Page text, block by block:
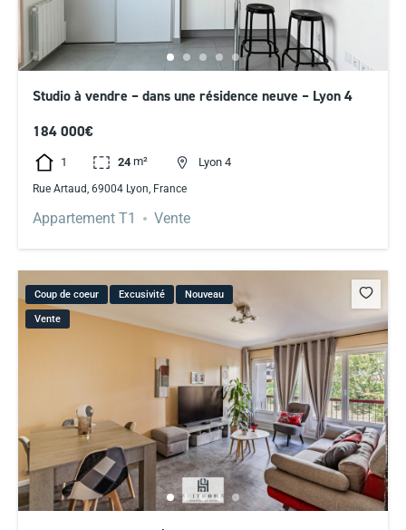
Studio à vendre – dans une résidence neuve – Lyon 4
184 000€
1 24m² Lyon 4
Rue Artaud, 69004 Lyon, France
Appartement T1 Vente
Coup de coeur Excusivité Nouveau
Vente